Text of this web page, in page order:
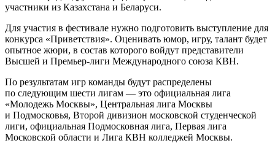
участники из Казахстана и Беларуси.
Для участия в фестивале нужно подготовить выступление для
конкурса «Приветствия». Оценивать юмор, игру, талант будет
опытное жюри, в состав которого войдут представители
Высшей и Премьер-лиги Международного союза КВН.
По результатам игр команды будут распределены
по следующим шести лигам — это официальная лига
«Молодежь Москвы», Центральная лига Москвы
и Подмосковья, Второй дивизион московской студенческой
лиги, официальная Подмосковная лига, Первая лига
Московской области и Лига КВН колледжей Москвы.